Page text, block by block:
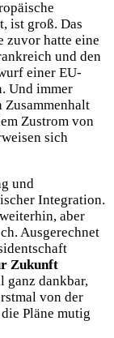
ist groß. Das
zuvor hatte eine
und den
einer EU-
Und immer
Zusammenhalt
Zustrom von
sich
und
Integration.
aber
Ausgerechnet
Zukunft
ganz dankbar,
von der
Pläne mutig